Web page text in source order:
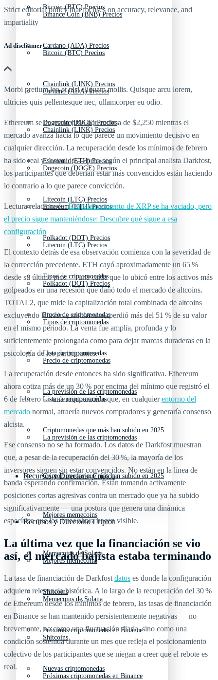
Bitcoin (BTC) Precios
Cardano (ADA) Precios
Chainlink (LINK) Precios
Dogecoin (DOGE) Precios
Ethereum (ETH) Precios
Litecoin (LTC) Precios
Polkadot (DOT) Precios
Tipos de criptomonedas
Precio de criptomonedas
Lista de criptomonedas
La previsión de las criptomonedas
Criptomonedas que más han subido en 2025
Recursos y Directorio Cripto
Mejores memecoins
Memecoins de Solana
Shitcoins
Próximas criptomonedas en Binance
Nuevas criptomonedas
Binance Coin (BNB) Precios
Bitcoin (BTC) Precios
Cardano (ADA) Precios
Chainlink (LINK) Precios
Dogecoin (DOGE) Precios
Ethereum (ETH) Precios
Litecoin (LTC) Precios
Polkadot (DOT) Precios
Tipos de criptomonedas
Precio de criptomonedas
Lista de criptomonedas
La previsión de las criptomonedas
Criptomonedas que más han subido en 2025
Recursos y Directorio Cripto
Mejores memecoins
Memecoins de Solana
Shitcoins
Próximas criptomonedas en Binance
Strict editorial policy that focuses on accuracy, relevance, and
impartiality
Ad discliamer
Morbi pretium leo et nisl aliquam mollis. Quisque arcu lorem,
ultricies quis pellentesque nec, ullamcorper eu odio.
Ethereum se ha mantenido por encima de $2,250 mientras el
mercado avanza hacia lo que parece un movimiento decisivo en
cualquier dirección. La recuperación desde los mínimos de febrero
ha sido real y sostenida — pero según el principal analista Darkfost,
los participantes que deberían estar más convencidos están haciendo
lo contrario a lo que parece convicción.
Lectura relacionada:El apalancamiento de XRP se ha vaciado, pero
el precio sigue manteniéndose: Descubre qué sigue a esa
configuración
El contexto detrás de esa observación comienza con la severidad de
la corrección precedente. ETH cayó aproximadamente un 65 %
desde su último pico — una caída que lo ubicó entre los activos más
golpeados en una recesión que dañó todo el mercado de altcoins.
TOTAL2, que mide la capitalización total combinada de altcoins
excluyendo Bitcoin y stablecoins, perdió más del 51 % de su valor
en el mismo período. La venta fue amplia, profunda y lo
suficientemente prolongada como para dejar marcas duraderas en la
psicología de los participantes.
La recuperación desde entonces ha sido significativa. Ethereum
ahora cotiza más de un 30 % por encima del mínimo que registró el
6 de febrero — una recuperación que, en cualquierentorno del
mercado normal, atraería nuevos compradores y generaría consenso
alcista.
Ese consenso no se ha formado. Los datos de Darkfost muestran
que, a pesar de la recuperación del 30 %, la mayoría de los
inversores siguen sin estar convencidos. No están en la línea de
banda esperando confirmación. Están tomando activamente
posiciones cortas agresivas contra un mercado que ya ha subido
significativamente — una postura que genera una dinámica
específica que los datos ahora hacen visible.
La última vez que la financiación se vio
así, el mercado bajista estaba terminando
La tasa de financiación de Darkfost datos es donde la configuración
adquiere relevancia histórica. A lo largo de la recuperación del 30 %
de Ethereum desde los mínimos de febrero, las tasas de financiación
en Binance se han mantenido persistentemente negativas — no
brevemente, no como una fluctuación diaria, sino como una
condición sostenida durante un mes que refleja el posicionamiento
colectivo de los participantes que se niegan a creer que el rebote es
real.